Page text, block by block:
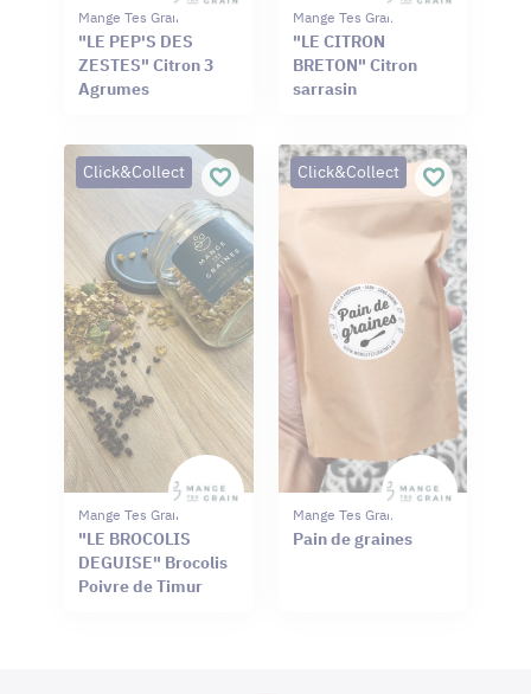
Mange Tes Graines
"LE PEP'S DES
ZESTES" Citron 3
Agrumes
Mange Tes Graines
"LE CITRON
BRETON" Citron
sarrasin
Click&Collect
Mange Tes Graines
"LE BROCOLIS
DEGUISE" Brocolis
Poivre de Timur
Click&Collect
Mange Tes Graines
Pain de graines